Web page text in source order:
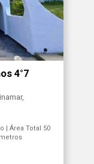
4°7
| Área Total 50